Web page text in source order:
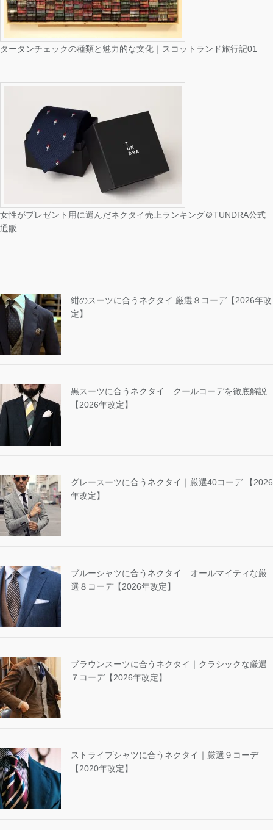
タータンチェックの種類と魅力的な文化｜スコットランド旅行記01
女性がプレゼント用に選んだネクタイ売上ランキング＠TUNDRA公式
通販
紺のスーツに合うネクタイ 厳選８コーデ【2026年改
定】
黒スーツに合うネクタイ クールコーデを徹底解説
【2026年改定】
グレースーツに合うネクタイ｜厳選40コーデ 【2026
年改定】
ブルーシャツに合うネクタイ オールマイティな厳
選８コーデ【2026年改定】
ブラウンスーツに合うネクタイ｜クラシックな厳選
７コーデ【2026年改定】
ストライプシャツに合うネクタイ｜厳選９コーデ
【2020年改定】